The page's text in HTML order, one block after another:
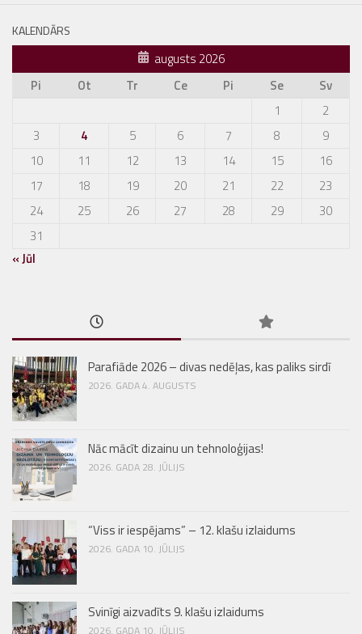
KALENDĀRS
augusts 2026
Pi
Ot Tr Ce Pi Se
Sv
1
2
3
4 5 6 7 8
9
10
11 12 13 14 15
16
17
18 19 20 21 22
23
24
25 26 27 28 29
30
31
« Jūl
Parafiāde 2026 – divas nedēļas, kas paliks sirdī
2026. GADA 4. AUGUSTS
Nāc mācīt dizainu un tehnoloģijas!
2026. GADA 28. JŪLIJS
“Viss ir iespējams” – 12. klašu izlaidums
2026. GADA 10. JŪLIJS
Svinīgi aizvadīts 9. klašu izlaidums
2026. GADA 10. JŪLIJS